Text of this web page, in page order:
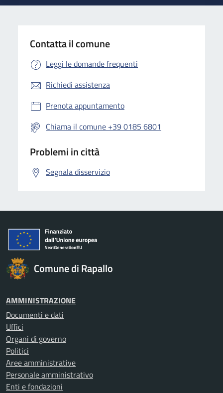
Contatta il comune
Leggi le domande frequenti
Richiedi assistenza
Prenota appuntamento
Chiama il comune +39 0185 6801
Problemi in città
Segnala disservizio
Comune di Rapallo
AMMINISTRAZIONE
Documenti e dati
Uffici
Organi di governo
Politici
Aree amministrative
Personale amministrativo
Enti e fondazioni